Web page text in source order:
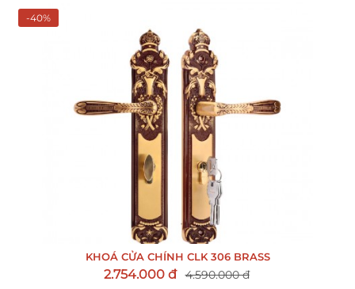
-40%
KHOÁ CỬA CHÍNH CLK 306 BRASS
2.754.000 đ 4.590.000 đ